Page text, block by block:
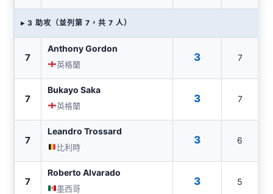
▸ 3 助攻（並列第 7，共 7 人）
7
Anthony Gordon
英格蘭
3 7
7
Bukayo Saka
英格蘭
3 7
7
Leandro Trossard
比利時
3 6
7
Roberto Alvarado
墨西哥
3 5